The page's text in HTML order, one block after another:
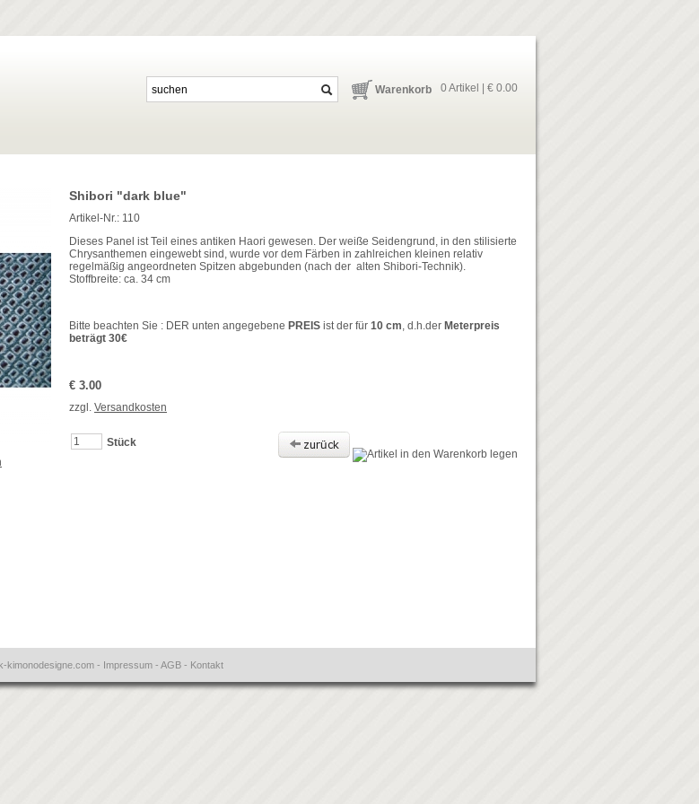
Warenkorb 0 Artikel | € 0.00
Shibori "dark blue"
Artikel-Nr.: 110
Dieses Panel ist Teil eines antiken Haori gewesen. Der weiße Seidengrund, in den stilisierte
Chrysanthemen eingewebt sind, wurde vor dem Färben in zahlreichen kleinen relativ
regelmäßig angeordneten Spitzen abgebunden (nach der alten Shibori-Technik).
Stoffbreite: ca. 34 cm
Bitte beachten Sie : DER unten angegebene PREIS ist der für 10 cm, d.h.der Meterpreis
beträgt 30€
€ 3.00
zzgl. Versandkosten
Stück
kimonodesigne.com - Impressum - AGB - Kontakt